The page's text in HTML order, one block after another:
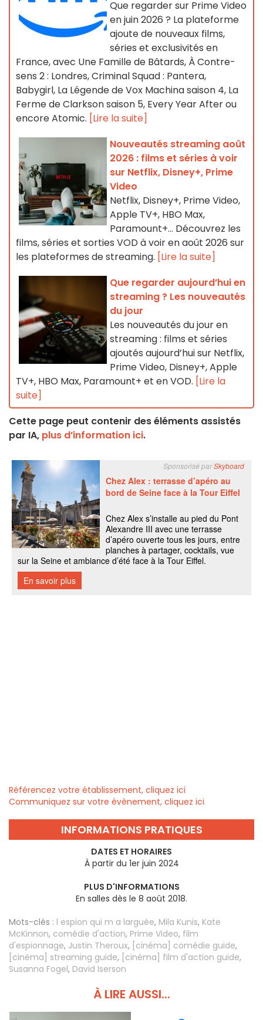
Que regarder sur Prime Video
en juin 2026 ? La plateforme
ajoute de nouveaux films,
séries et exclusivités en
France, avec Une Famille de Bâtards, À Contre-
sens 2 : Londres, Criminal Squad : Pantera,
Babygirl, La Légende de Vox Machina saison 4, La
Ferme de Clarkson saison 5, Every Year After ou
encore Atomic. [Lire la suite]
Nouveautés streaming août
2026 : films et séries à voir
sur Netflix, Disney+, Prime
Video
Netflix, Disney+, Prime Video,
Apple TV+, HBO Max,
Paramount+… Découvrez les
films, séries et sorties VOD à voir en août 2026 sur
les plateformes de streaming. [Lire la suite]
Que regarder aujourd’hui en
streaming ? Les nouveautés
du jour
Les nouveautés du jour en
streaming : films et séries
ajoutés aujourd’hui sur Netflix,
Prime Video, Disney+, Apple
TV+, HBO Max, Paramount+ et en VOD. [Lire la
suite]
Cette page peut contenir des éléments assistés
par IA, plus d’information ici.
Référencez votre établissement, cliquez ici
Communiquez sur votre évènement, cliquez ici
INFORMATIONS PRATIQUES
DATES ET HORAIRES
À partir du 1er juin 2024
PLUS D'INFORMATIONS
En salles dès le 8 août 2018.
Mots-clés : l espion qui m a larguée, Mila Kunis, Kate
McKinnon, comédie d'action, Prime Video, film
d'espionnage, Justin Theroux, [cinéma] comédie guide,
[cinéma] streaming guide, [cinéma] film d'action guide,
Susanna Fogel, David Iserson
À LIRE AUSSI...